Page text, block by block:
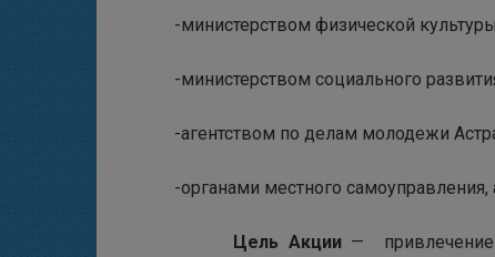
-министерством физической
-министерством социального
-агентством по делам молодежи
-органами местного
Цель Акции— привлечение